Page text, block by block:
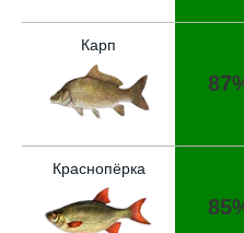
Карп
Краснопёрка
Сегодня клев был
удалось поймать
Не стоит
разочаровать
Уже второй раз
всегда помогает